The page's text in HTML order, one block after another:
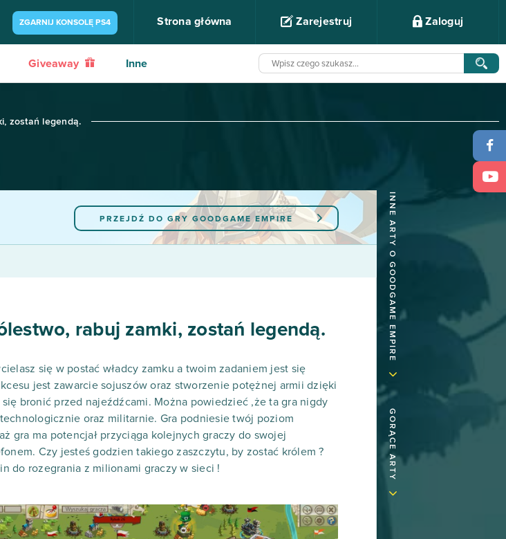
ZGARNIJ KONSOLĘ PS4 Strona główna Zarejestruj Zaloguj
Giveaway Inne
zostań legendą.
INNE ARTY O GOODGAME EMPIRE
GORĄCE ARTY
PRZEJDŹ DO GRY GOODGAME EMPIRE
rabuj zamki, zostań legendą.
się w postać władcy zamku a twoim zadaniem jest się
jest zawarcie sojuszów oraz stworzenie potężnej armii dzięki
bronić przed najeźdźcami. Można powiedzieć ,że ta gra nigdy
oraz militarnie. Gra podniesie twój poziom
gra ma potencjał przyciąga kolejnych graczy do swojej
Czy jesteś godzien takiego zaszczytu, by zostać królem ?
do rozegrania z milionami graczy w sieci !